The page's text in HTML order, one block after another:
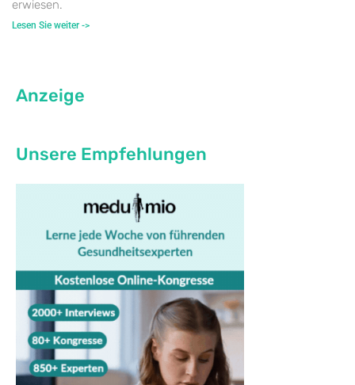
erwiesen.
Lesen Sie weiter ->
Anzeige
Unsere Empfehlungen